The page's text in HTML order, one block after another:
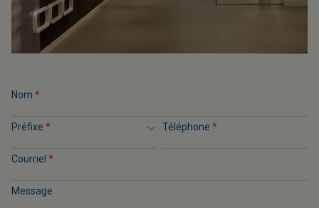
Nom *
Préfixe * Téléphone *
Courriel *
Message